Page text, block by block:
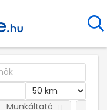
Munkáltató